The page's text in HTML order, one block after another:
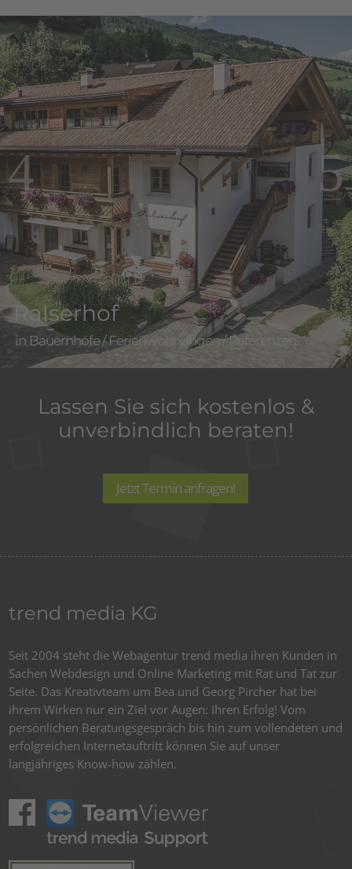
Ralserhof
Bauernhöfe/Ferienwohnungen/Referenzen
Lassen Sie sich kostenlos &
unverbindlich beraten!
Jetzt Termin anfragen!
trend media KG
Seit 2004 steht die Webagentur trend media ihren Kunden in
Sachen Webdesign und Online Marketing mit Rat und Tat zur
Seite. Das Kreativteam um Bea und Georg Pircher hat bei
ihrem Wirken nur ein Ziel vor Augen: Ihren Erfolg! Vom
persönlichen Beratungsgespräch bis hin zum vollendeten und
erfolgreichen Internetauftritt können Sie auf unser
langjähriges Know-how zählen.